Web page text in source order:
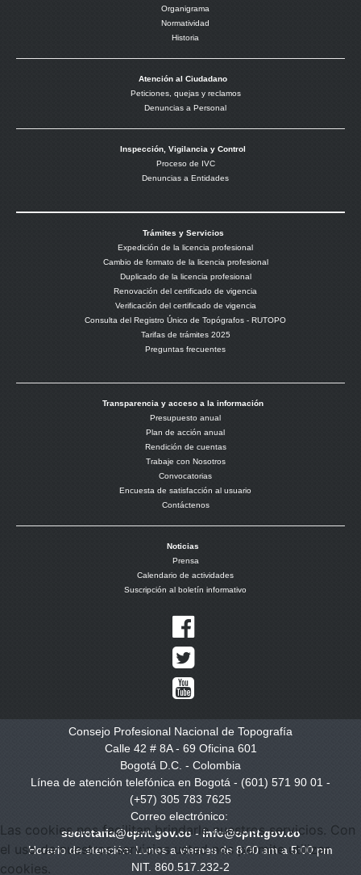
Organigrama
Normatividad
Historia
Atención al Ciudadano
Peticiones, quejas y reclamos
Denuncias a Personal
Inspección, Vigilancia y Control
Proceso de IVC
Denuncias a Entidades
Trámites y Servicios
Expedición de la licencia profesional
Cambio de formato de la licencia profesional
Duplicado de la licencia profesional
Renovación del certificado de vigencia
Verificación del certificado de vigencia
Consulta del Registro Único de Topógrafos - RUTOPO
Tarifas de trámites 2025
Preguntas frecuentes
Transparencia y acceso a la información
Presupuesto anual
Plan de acción anual
Rendición de cuentas
Trabaje con Nosotros
Convocatorias
Encuesta de satisfacción al usuario
Contáctenos
Noticias
Prensa
Calendario de actividades
Suscripción al boletín informativo
Consejo Profesional Nacional de Topografía
Calle 42 # 8A - 69 Oficina 601
Bogotá D.C. - Colombia
Línea de atención telefónica en Bogotá - (601) 571 90 01 -
(+57) 305 783 7625
Correo electrónico:
secretaria@cpnt.gov.co-info@cpnt.gov.co
Horario de atención: Lunes a viernes de 8:00 am a 5:00 pm
NIT. 860.517.232-2
Las cookies nos facilitan brindarle nuestros servicios. Con
el uso de nuestros servicios usted nos permite utilizar
cookies.